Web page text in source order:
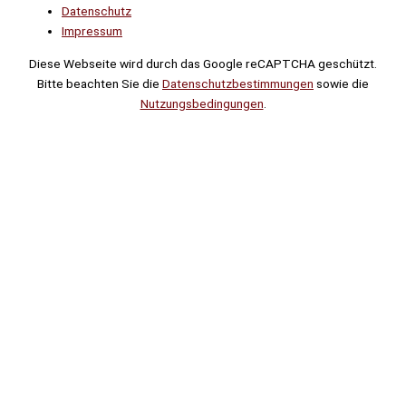
Datenschutz
Impressum
Diese Webseite wird durch das Google reCAPTCHA geschützt.
Bitte beachten Sie die Datenschutzbestimmungen sowie die
Nutzungsbedingungen